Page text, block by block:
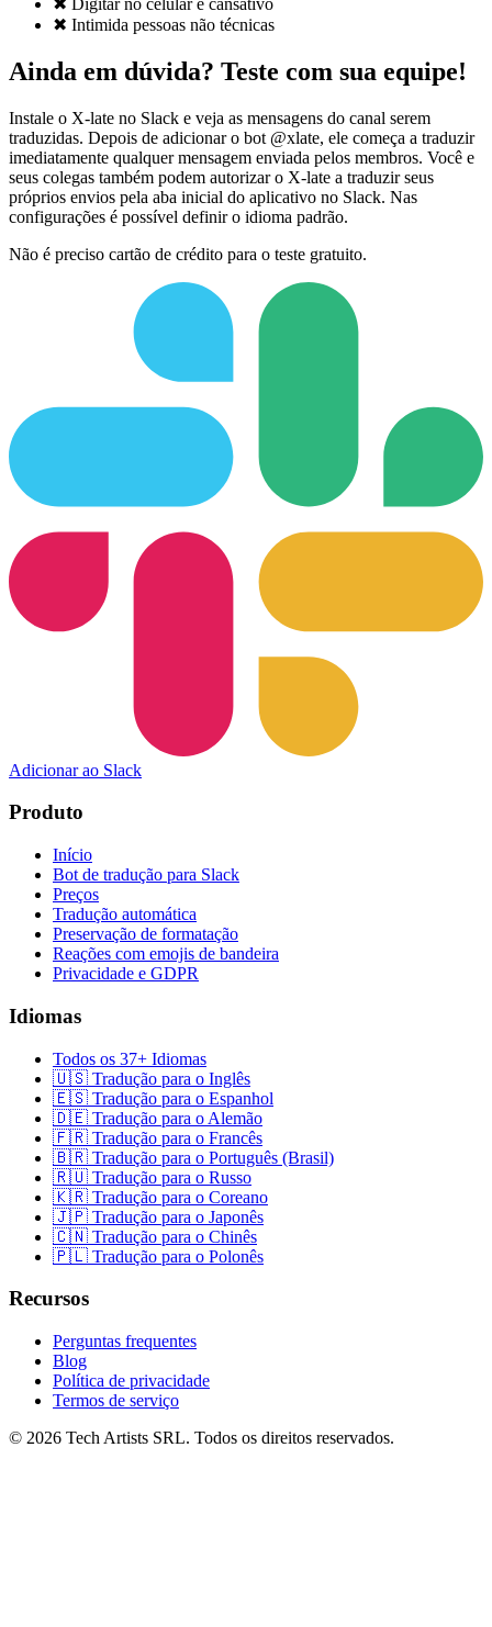
✖ Intimida pessoas não técnicas
Ainda em dúvida? Teste com sua equipe!
Instale o X-late no Slack e veja as mensagens do canal serem
traduzidas. Depois de adicionar o bot @xlate, ele começa a traduzir
imediatamente qualquer mensagem enviada pelos membros. Você e
seus colegas também podem autorizar o X-late a traduzir seus
próprios envios pela aba inicial do aplicativo no Slack. Nas
configurações é possível definir o idioma padrão.
Não é preciso cartão de crédito para o teste gratuito.
Adicionar ao Slack
Produto
Início
Bot de tradução para Slack
Preços
Tradução automática
Preservação de formatação
Reações com emojis de bandeira
Privacidade e GDPR
Idiomas
Todos os 37+ Idiomas
🇺🇸 Tradução para o Inglês
🇪🇸 Tradução para o Espanhol
🇩🇪 Tradução para o Alemão
🇫🇷 Tradução para o Francês
🇧🇷 Tradução para o Português (Brasil)
🇷🇺 Tradução para o Russo
🇰🇷 Tradução para o Coreano
🇯🇵 Tradução para o Japonês
🇨🇳 Tradução para o Chinês
🇵🇱 Tradução para o Polonês
Recursos
Perguntas frequentes
Blog
Política de privacidade
Termos de serviço
© 2026 Tech Artists SRL. Todos os direitos reservados.